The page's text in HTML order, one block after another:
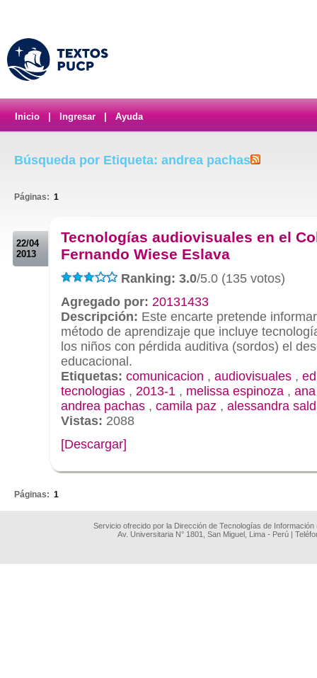
Inicio Ingresar Ayuda
Búsqueda por Etiqueta: andrea pachas
Páginas: 1
22/04
2013
Tecnologías audiovisuales en el
Fernando Wiese Eslava
Ranking: 3.0/5.0 (135 votos)
Agregado por: 20131433
Descripción: Este encarte pretende
método de aprendizaje que incluye
los niños con pérdida auditiva (sordos) el
educacional.
Etiquetas: comunicacion , audiovisuales ,
tecnologias , 2013-1 , melissa espinoza ,
andrea pachas , camila paz , alessandra
Vistas: 2088
[Descargar]
Páginas: 1
Servicio ofrecido por la Dirección de Tecnologías de
Av. Universitaria N° 1801, San Miguel, Lima - Perú |